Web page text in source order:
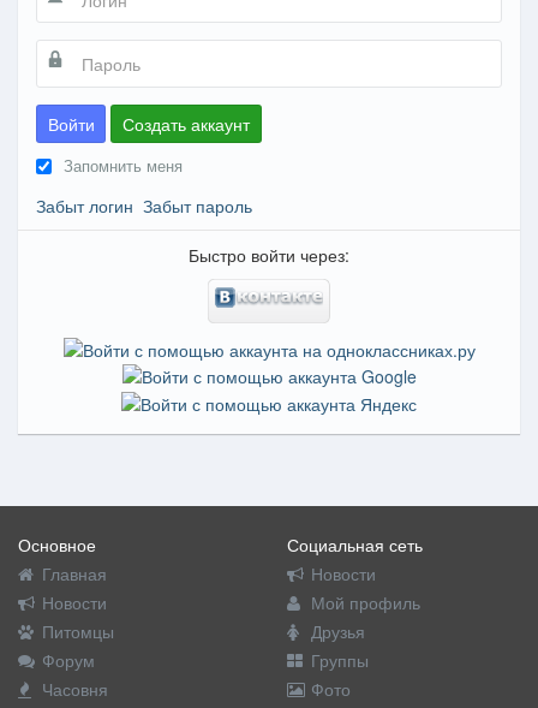
Войти Создать аккаунт
Запомнить меня
Забыт логин Забыт пароль
Быстро войти через:
Основное
Главная
Новости
Питомцы
Форум
Часовня
Социальная сеть
Новости
Мой профиль
Друзья
Группы
Фото